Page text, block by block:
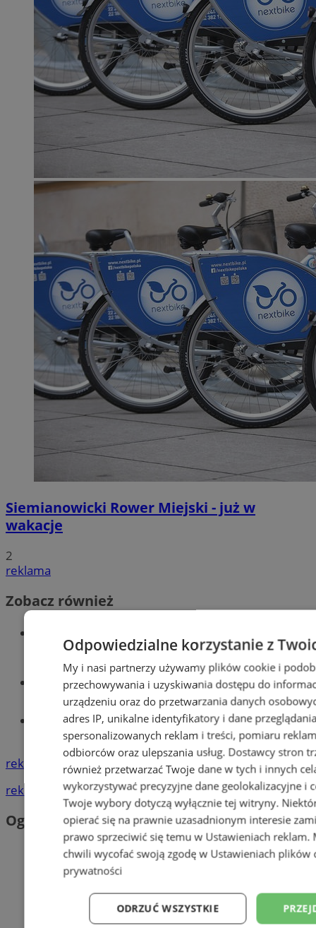
Siemianowicki Rower Miejski - już w
wakacje
2
reklama
Zobacz również
Siemianowicach
Wiadomości lokalne
Tworzenie stron www - Siemianowice
reklama
reklama
Ogłoszenia
Odpowiedzialne korzystanie z
My i nasi partnerzy używamy plików cookie i
przechowywania i uzyskiwania dostępu do
urządzeniu oraz do przetwarzania danych
adres IP, unikalne identyfikatory i dane
spersonalizowanych reklam i treści, pomiaru
odbiorców oraz ulepszania usług. Dostawcy stron
również przetwarzać Twoje dane w tych i innych
wykorzystywać precyzyjne dane geolokalizacyjne i
Twoje wybory dotyczą wyłącznie tej witryny.
opierać się na prawnie uzasadnionym interesie
prawo sprzeciwić się temu w Ustawieniach reklam.
chwili wycofać swoją zgodę w Ustawieniach plików
prywatności
ODRZUĆ WSZYSTKIE